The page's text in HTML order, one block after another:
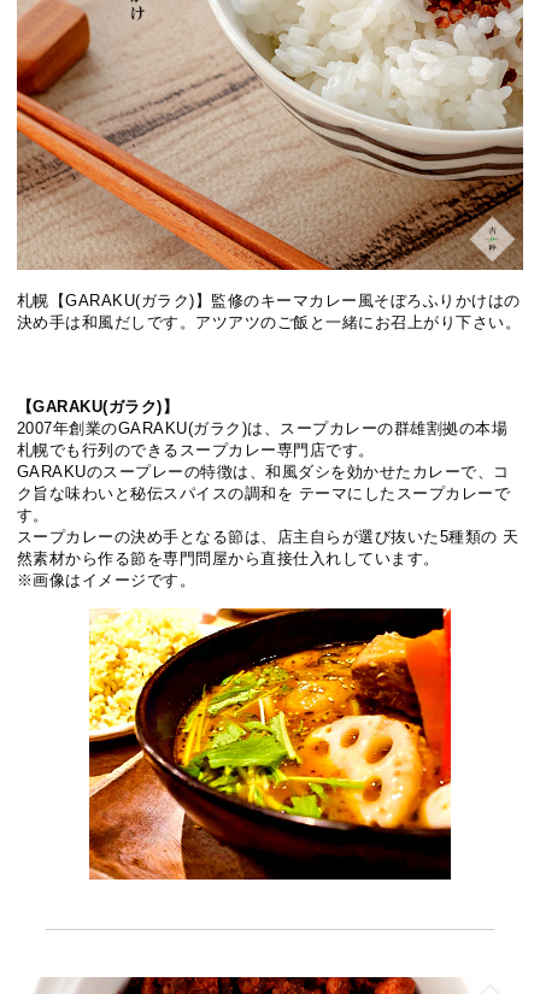
札幌【GARAKU(ガラク)】監修のキーマカレー風そぼろふりかけはの
決め手は和風だしです。アツアツのご飯と一緒にお召上がり下さい。
【GARAKU(ガラク)】
2007年創業のGARAKU(ガラク)は、スープカレーの群雄割拠の本場
札幌でも行列のできるスープカレー専門店です。
GARAKUのスープレーの特徴は、和風ダシを効かせたカレーで、コ
ク旨な味わいと秘伝スパイスの調和を テーマにしたスープカレーで
す。
スープカレーの決め手となる節は、店主自らが選び抜いた5種類の 天
然素材から作る節を専門問屋から直接仕入れしています。
※画像はイメージです。